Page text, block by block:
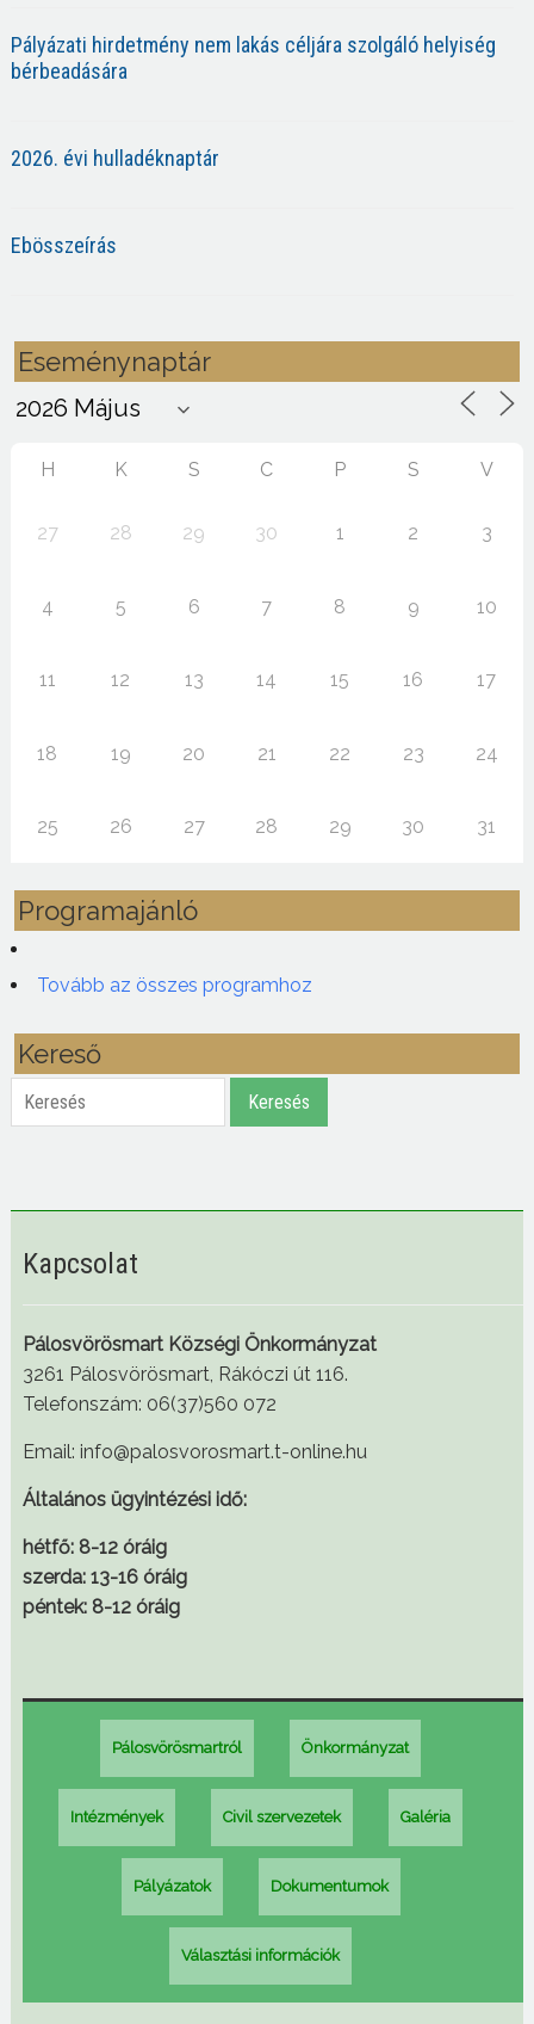
Pályázati hirdetmény nem lakás céljára szolgáló helyiség
bérbeadására
2026. évi hulladéknaptár
Ebösszeírás
Eseménynaptár
H K S C P S V
27 28 29 30 1 2 3
4 5 6 7 8 9 10
11 12 13 14 15 16 17
18 19 20 21 22 23 24
25 26 27 28 29 30 31
Programajánló
Tovább az összes programhoz
Kereső
Keresés Keresés
Kapcsolat
Pálosvörösmart Községi Önkormányzat
3261 Pálosvörösmart, Rákóczi út 116.
Telefonszám: 06(37)560 072
Email: info@palosvorosmart.t-online.hu
Általános ügyintézési idő:
hétfő: 8-12 óráig
szerda: 13-16 óráig
péntek: 8-12 óráig
Pálosvörösmartról Önkormányzat
Intézmények Civil szervezetek Galéria
Pályázatok Dokumentumok
Választási információk